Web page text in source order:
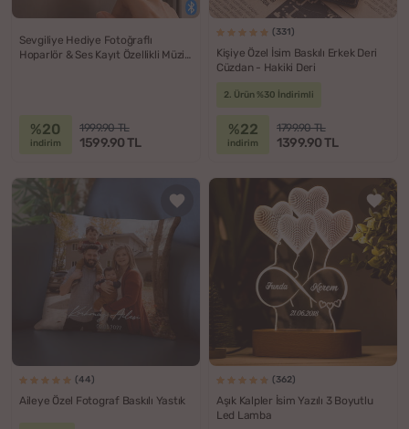
Sevgiliye Hediye Fotoğraflı
Hoparlör & Ses Kayıt Özellikli Müzik
%20
indirim
1999.90 TL
1599.90 TL
(331)
Kişiye Özel İsim Baskılı Erkek Deri
Cüzdan - Hakiki Deri
2. Ürün %30 İndirimli
%22
indirim
1799.90 TL
1399.90 TL
(44)
Aileye Özel Fotograf Baskılı Yastık
(362)
Aşık Kalpler İsim Yazılı 3 Boyutlu
Led Lamba